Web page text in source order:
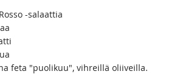
-salaattia
feta "puolikuu", vihreillä oliiveilla.